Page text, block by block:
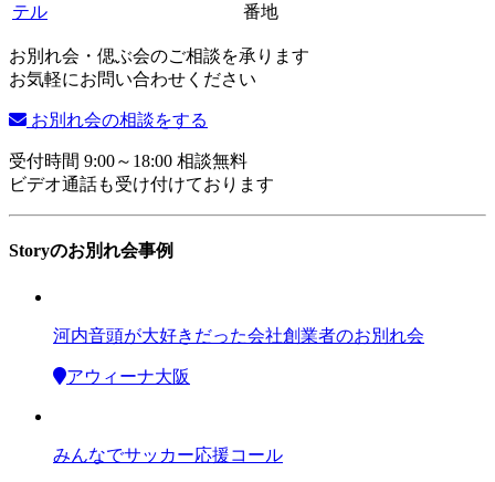
テル
番地
お別れ会・偲ぶ会のご相談を承ります
お気軽にお問い合わせください
お別れ会の相談をする
受付時間 9:00～18:00 相談無料
ビデオ通話も受け付けております
Storyのお別れ会事例
河内音頭が大好きだった会社創業者のお別れ会
アウィーナ大阪
みんなでサッカー応援コール